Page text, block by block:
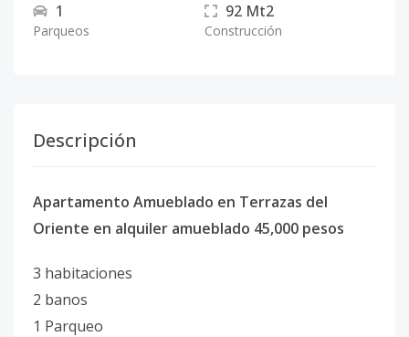
1
Parqueos
92 Mt2
Construcción
Descripción
Apartamento Amueblado en Terrazas del
Oriente en alquiler amueblado 45,000 pesos
3 habitaciones
2 banos
1 Parqueo